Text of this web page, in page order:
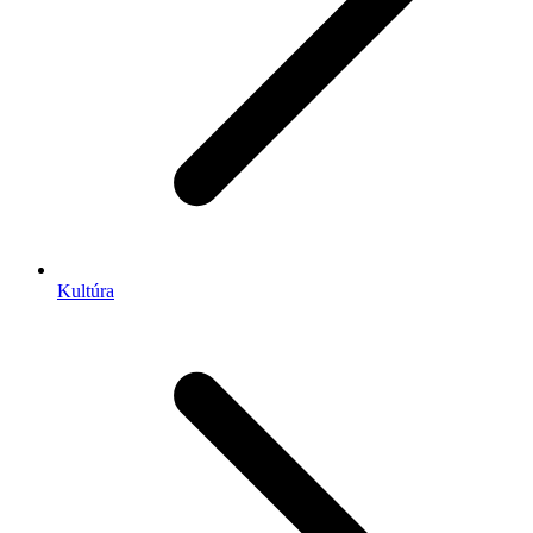
Kultúra